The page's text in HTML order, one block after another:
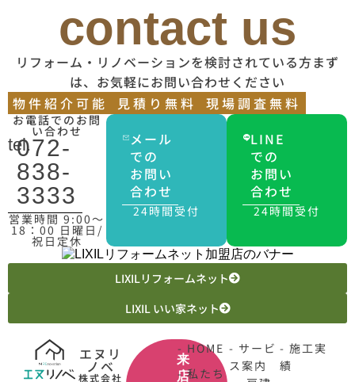
contact us
リフォーム・リノベーションを検討されている方まず
は、お気軽にお問い合わせください
物件紹介可能
見積り無料 現場調査無料
お電話でのお問
い合わせ
tel.
072-
838-
3333
営業時間 9:00〜
18：00 日曜日/
祝日定休
メール
での
お問い
合わせ
24時間受付
LINE
での
お問い
合わせ
24時間受付
LIXILリフォームネット
LIXIL いい家ネット
エヌリ
ノベ
株式会社
来
店
- HOME
- 私たち
- サービ
ス案内
- 施工実
績